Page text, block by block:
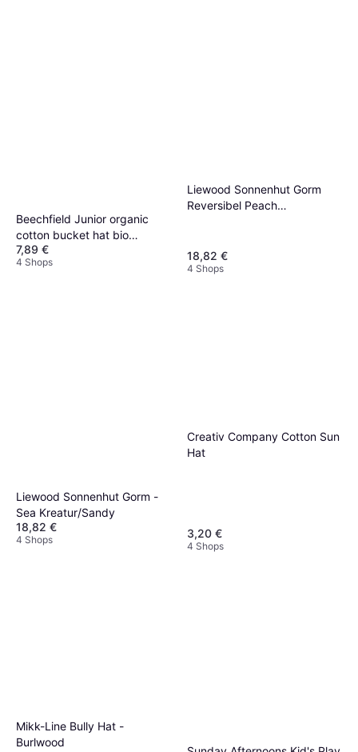
Beechfield Junior organic
cotton bucket hat bio
baumwolle Navy
7,89 €
4 Shops
Liewood Sonnenhut Gorm
Reversibel Peach
18,82 €
4 Shops
Liewood Sonnenhut Gorm -
Sea Kreatur/Sandy
18,82 €
4 Shops
Creativ Company Cotton Sun
Hat
3,20 €
4 Shops
Mikk-Line Bully Hat -
Burlwood